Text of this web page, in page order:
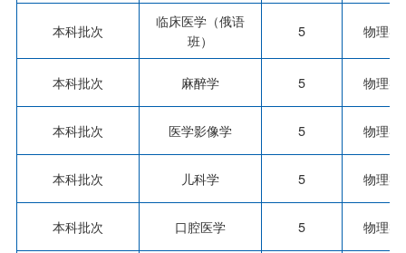
本科批次
临床医学（俄语
班）
5 物理类
本科批次 麻醉学 5 物理类
本科批次 医学影像学 5 物理类
本科批次 儿科学 5 物理类
本科批次 口腔医学 5 物理类